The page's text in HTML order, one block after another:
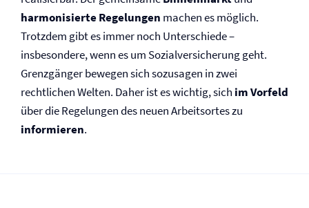
harmonisierte Regelungen machen es möglich.
Trotzdem gibt es immer noch Unterschiede –
insbesondere, wenn es um Sozial­versicherung geht.
Grenzgänger bewegen sich sozusagen in zwei
rechtlichen Welten. Daher ist es wichtig, sich im Vorfeld
über die Regelungen des neuen Arbeitsortes zu
informieren.